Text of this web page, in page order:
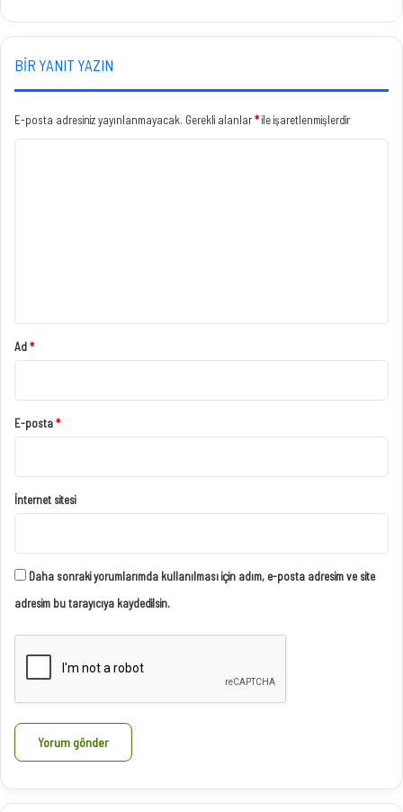
BIR YANIT YAZIN
E-posta adresiniz yayınlanmayacak. Gerekli alanlar*ile işaretlenmişlerdir
Ad*
E-posta*
İnternet sitesi
Daha sonraki yorumlarımda kullanılması için adım, e-posta adresim ve site
adresim bu tarayıcıya kaydedilsin.